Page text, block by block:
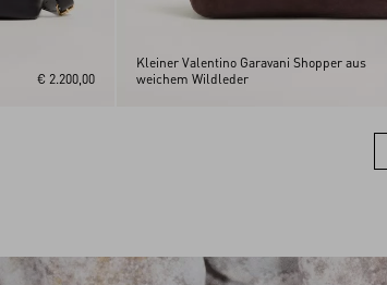
€ 2.200,00
Kleiner Valentino Garavani Shopper aus
weichem Wildleder